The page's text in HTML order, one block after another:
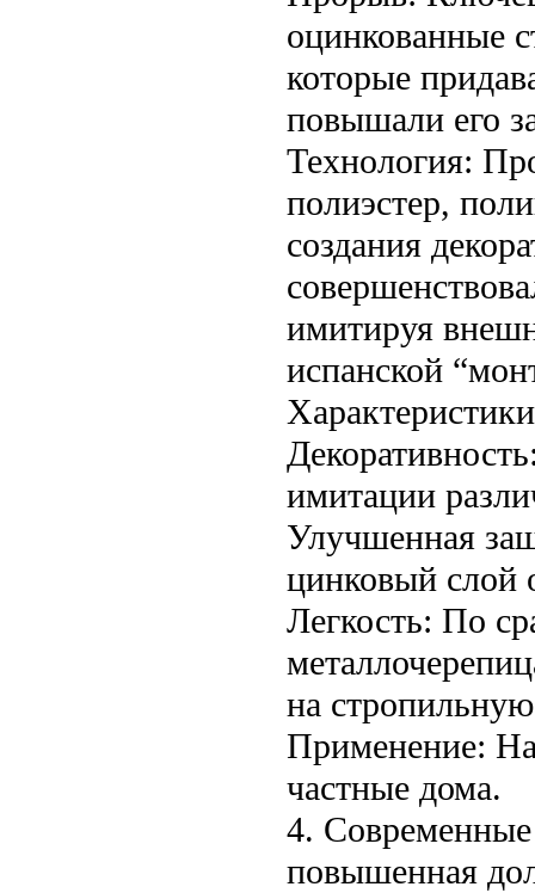
оцинкованные
которые
повышали его
Технология:
полиэстер,
создания
имитируя
испанской
имитации
Улучшенная
цинковый слой
Легкость: По
на
Применение:
частные дома.
4.
повышенная